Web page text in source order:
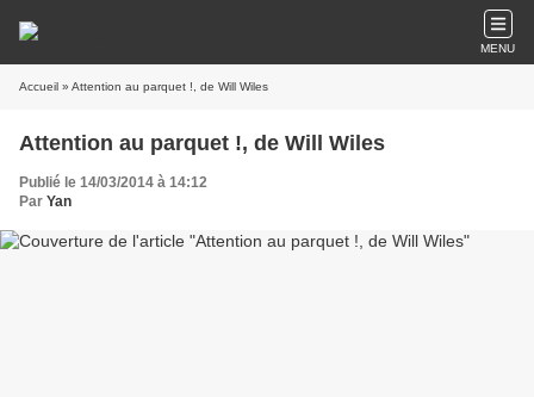
MENU
Accueil » Attention au parquet !, de Will Wiles
Attention au parquet !, de Will Wiles
Publié le 14/03/2014 à 14:12
Par Yan